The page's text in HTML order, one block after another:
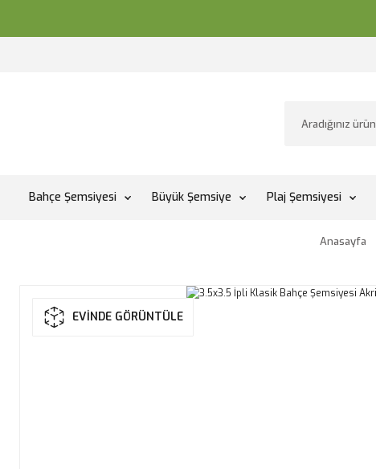
Bahçe Şemsiyesi Büyük Şemsiye Plaj Şemsiyesi
Anasayfa
EVİNDE GÖRÜNTÜLE